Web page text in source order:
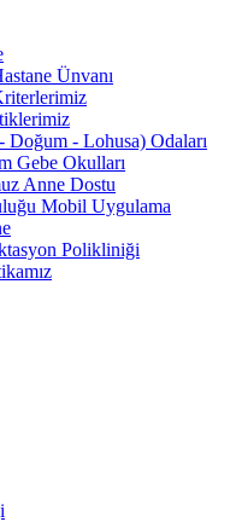
Ünvanı
- Lohusa) Odaları
Gebe Okulları
Anne Dostu
Mobil Uygulama
Polikliniği